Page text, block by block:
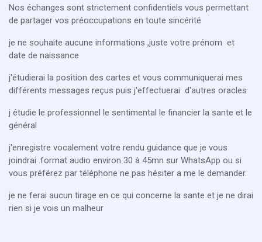
Nos échanges sont strictement confidentiels vous permettant
de partager vos préoccupations en toute sincérité
je ne souhaite aucune informations ,juste votre prénom et
date de naissance
j'étudierai la position des cartes et vous communiquerai mes
différents messages reçus puis j'effectuerai d'autres oracles
j étudie le professionnel le sentimental le financier la sante et le
général
j'enregistre vocalement votre rendu guidance que je vous
joindrai .format audio environ 30 à 45mn sur WhatsApp ou si
vous préférez par téléphone ne pas hésiter a me le demander.
je ne ferai aucun tirage en ce qui concerne la sante et je ne dirai
rien si je vois un malheur